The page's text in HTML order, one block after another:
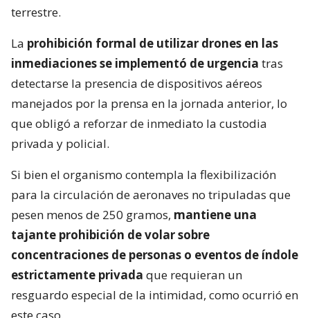
terrestre.
La prohibición formal de utilizar drones en las
inmediaciones se implementó de urgencia tras
detectarse la presencia de dispositivos aéreos
manejados por la prensa en la jornada anterior, lo
que obligó a reforzar de inmediato la custodia
privada y policial.
Si bien el organismo contempla la flexibilización
para la circulación de aeronaves no tripuladas que
pesen menos de 250 gramos, mantiene una
tajante prohibición de volar sobre
concentraciones de personas o eventos de índole
estrictamente privada que requieran un
resguardo especial de la intimidad, como ocurrió en